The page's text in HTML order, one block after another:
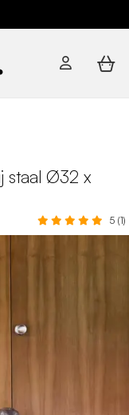
staal Ø32 x
5 (1)